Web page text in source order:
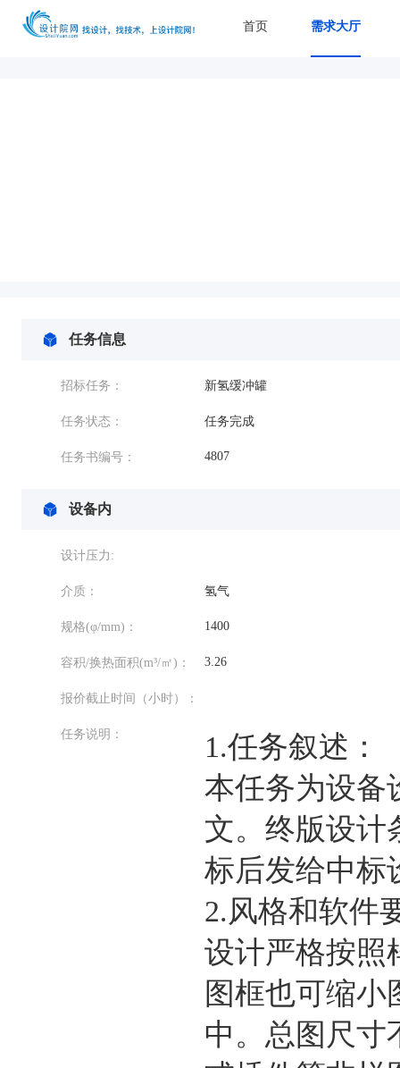
首页 需求大厅
任务信息
招标任务： 新氢缓冲罐
任务状态： 任务完成
任务书编号： 4807
设备内
设计压力:
介质： 氢气
规格(φ/mm)： 1400
容积/换热面积(m³/㎡)： 3.26
报价截止时间（小时）：
任务说明：
1.任务叙述：
本任务为设备
文。终版设计
标后发给中标
2.风格和软件
设计严格按照
图框也可缩小
中。总图尺寸